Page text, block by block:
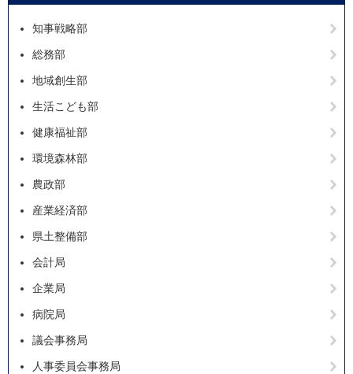
知事戦略部
総務部
地域創生部
生活こども部
健康福祉部
環境森林部
農政部
産業経済部
県土整備部
会計局
企業局
病院局
議会事務局
人事委員会事務局